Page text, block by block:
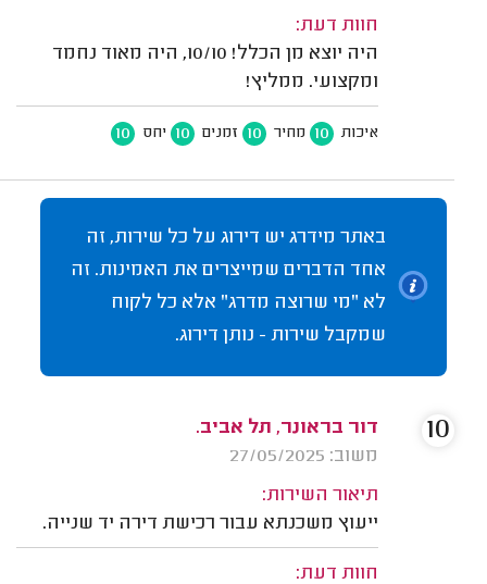
חוות דעת:
היה יוצא מן הכלל! 10/10, היה מאוד נחמד
ומקצועי. ממליץ!
איכות 10 מחיר 10 זמנים 10 יחס 10
באתר מידרג יש דירוג על כל שירות, זה
אחד הדברים שמייצרים את האמינות. זה
לא "מי שרוצה מדרג" אלא כל לקוח
שמקבל שירות - נותן דירוג.
דור בראונר, תל אביב.
משוב: 27/05/2025
תיאור השירות:
ייעוץ משכנתא עבור רכישת דירה יד שנייה.
חוות דעת:
10